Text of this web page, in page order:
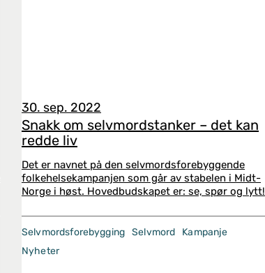
30. sep. 2022
Snakk om selvmordstanker – det kan
redde liv
Det er navnet på den selvmordsforebyggende
folkehelsekampanjen som går av stabelen i Midt-
Norge i høst. Hovedbudskapet er: se, spør og lytt!
Selvmordsforebygging Selvmord
Kampanje
Nyheter